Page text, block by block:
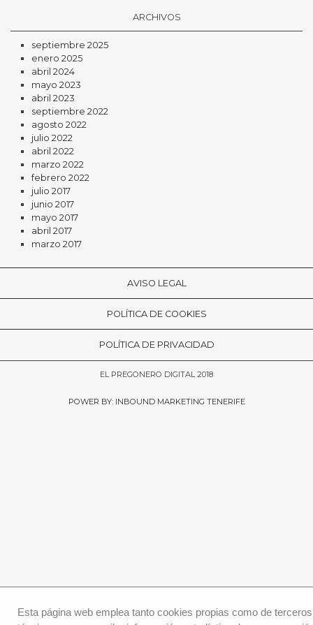
ARCHIVOS
septiembre 2025
enero 2025
abril 2024
mayo 2023
abril 2023
septiembre 2022
agosto 2022
julio 2022
abril 2022
marzo 2022
febrero 2022
julio 2017
junio 2017
mayo 2017
abril 2017
marzo 2017
AVISO LEGAL
POLÍTICA DE COOKIES
POLÍTICA DE PRIVACIDAD
EL PREGONERO DIGITAL 2018
POWER BY: INBOUND MARKETING TENERIFE
Esta página web emplea tanto cookies propias como de terceros